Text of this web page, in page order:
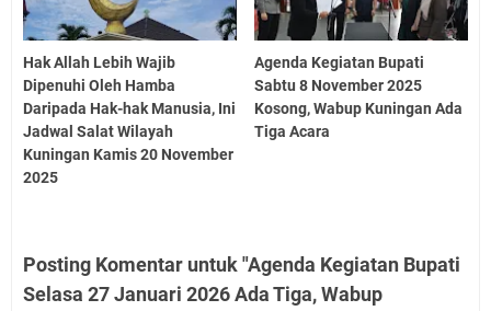
Hak Allah Lebih Wajib
Dipenuhi Oleh Hamba
Daripada Hak-hak Manusia, Ini
Jadwal Salat Wilayah
Kuningan Kamis 20 November
2025
Agenda Kegiatan Bupati
Sabtu 8 November 2025
Kosong, Wabup Kuningan Ada
Tiga Acara
Posting Komentar untuk "Agenda Kegiatan Bupati
Selasa 27 Januari 2026 Ada Tiga, Wabup